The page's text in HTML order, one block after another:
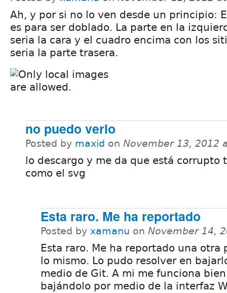
Ah, y por si no lo ven desde un principio:
es para ser doblado. La parte en la
seria la cara y el cuadro encima con los
seria la parte trasera.
no puedo verlo
Posted by maxid on November 13, 2012
lo descargo y me da que está corrupto
como el svg
Esta raro. Me ha reportado
Posted by xamanu on November 14,
Esta raro. Me ha reportado una otra
lo mismo. Lo pudo resolver en
medio de Git. A mi me funciona bien
bajándolo por medio de la interfaz